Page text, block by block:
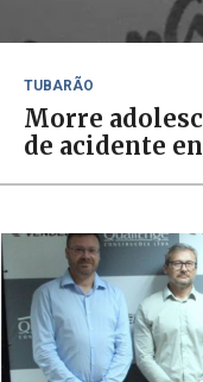
TUBARÃO
Morre
de acidente